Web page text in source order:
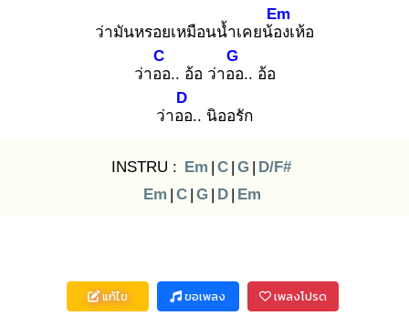
ว่ามันหรอยเหมือนน้ำเคยน้อง
Em
เห้อ
ว่าออ
C
.. อ้อ ว่าออ
G
.. อ้อ
ว่าออ
D
.. นิออรัก
INSTRU : Em | C | G | D/F#
Em | C | G | D | Em
แก้ไข ขอเพลง เพลงโปรด